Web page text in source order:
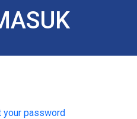
your password